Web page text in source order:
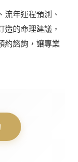
年運程預測、
的命理建議，
約諮詢，讓專業